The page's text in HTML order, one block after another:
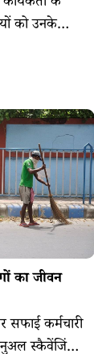
को उनके
है और
की वकालत
का जीवन
सफाई कर्मचारी
स्कैवेंजिंग